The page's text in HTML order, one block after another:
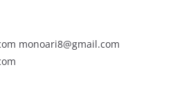
monoari8@gmail.com